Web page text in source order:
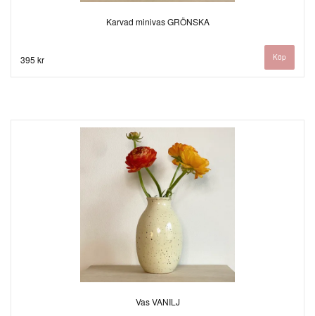
Karvad minivas GRÖNSKA
395 kr
Vas VANILJ